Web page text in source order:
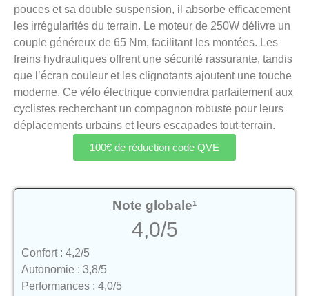
pouces et sa double suspension, il absorbe efficacement
les irrégularités du terrain. Le moteur de 250W délivre un
couple généreux de 65 Nm, facilitant les montées. Les
freins hydrauliques offrent une sécurité rassurante, tandis
que l’écran couleur et les clignotants ajoutent une touche
moderne. Ce vélo électrique conviendra parfaitement aux
cyclistes recherchant un compagnon robuste pour leurs
déplacements urbains et leurs escapades tout-terrain.
100€ de réduction code QVE
Note globale¹
4,0/5
Confort : 4,2/5
Autonomie : 3,8/5
Performances : 4,0/5